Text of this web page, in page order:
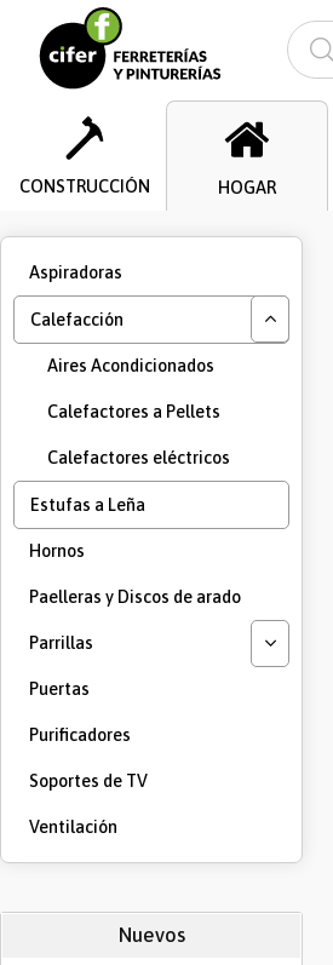
CONSTRUCCIÓN HOGAR
Aspiradoras
Calefacción
Aires Acondicionados
Calefactores a Pellets
Calefactores eléctricos
Estufas a Leña
Hornos
Paelleras y Discos de arado
Parrillas
Puertas
Purificadores
Soportes de TV
Ventilación
Nuevos